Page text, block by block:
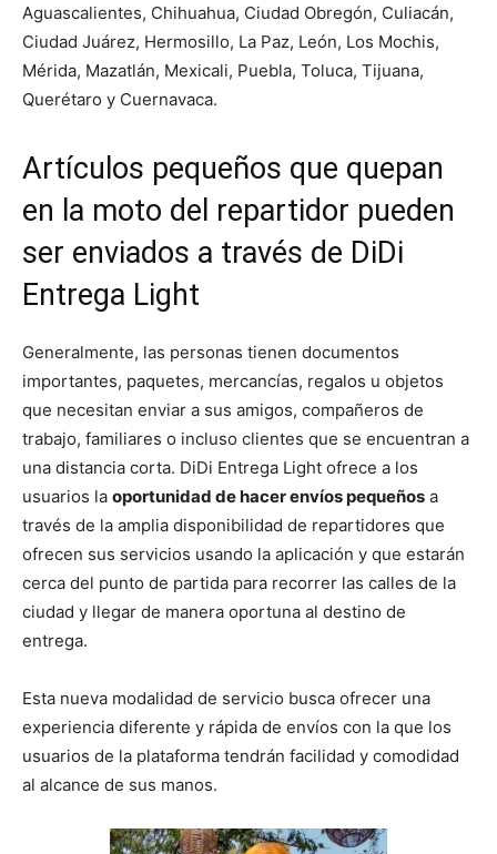
Aguascalientes, Chihuahua, Ciudad Obregón, Culiacán,
Ciudad Juárez, Hermosillo, La Paz, León, Los Mochis,
Mérida, Mazatlán, Mexicali, Puebla, Toluca, Tijuana,
Querétaro y Cuernavaca.
Artículos pequeños que quepan
en la moto del repartidor pueden
ser enviados a través de DiDi
Entrega Light
Generalmente, las personas tienen documentos
importantes, paquetes, mercancías, regalos u objetos
que necesitan enviar a sus amigos, compañeros de
trabajo, familiares o incluso clientes que se encuentran a
una distancia corta. DiDi Entrega Light ofrece a los
usuarios la oportunidad de hacer envíos pequeños a
través de la amplia disponibilidad de repartidores que
ofrecen sus servicios usando la aplicación y que estarán
cerca del punto de partida para recorrer las calles de la
ciudad y llegar de manera oportuna al destino de
entrega.
Esta nueva modalidad de servicio busca ofrecer una
experiencia diferente y rápida de envíos con la que los
usuarios de la plataforma tendrán facilidad y comodidad
al alcance de sus manos.